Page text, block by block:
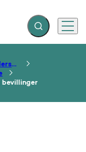
Fold søgefelt ud
Menu
Danmarks Studieundersøgelse